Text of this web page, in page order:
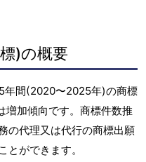
)の概要
年間(2020〜2025年)の商標
増加傾向です。商標件数推
の代理又は代行の商標出願
とができます。